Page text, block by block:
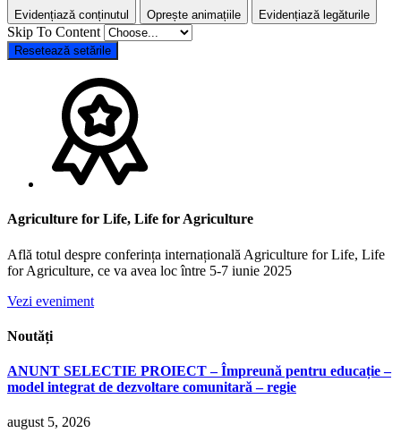
Evidențiază conținutul Oprește animațiile Evidențiază legăturile
Skip To Content
Resetează setările
Agriculture for Life, Life for Agriculture
Află totul despre conferința internațională Agriculture for Life, Life
for Agriculture, ce va avea loc între 5-7 iunie 2025
Vezi eveniment
Noutăți
ANUNT SELECTIE PROIECT – Împreună pentru educație –
model integrat de dezvoltare comunitară – regie
august 5, 2026